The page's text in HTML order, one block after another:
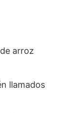
arroz
llamados